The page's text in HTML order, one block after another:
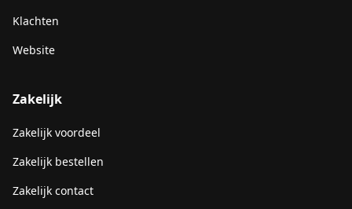
Klachten
Website
Zakelijk
Zakelijk voordeel
Zakelijk bestellen
Zakelijk contact